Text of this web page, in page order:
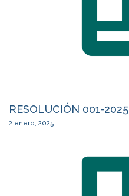
RESOLUCIÓN 001-2025
2 enero, 2025